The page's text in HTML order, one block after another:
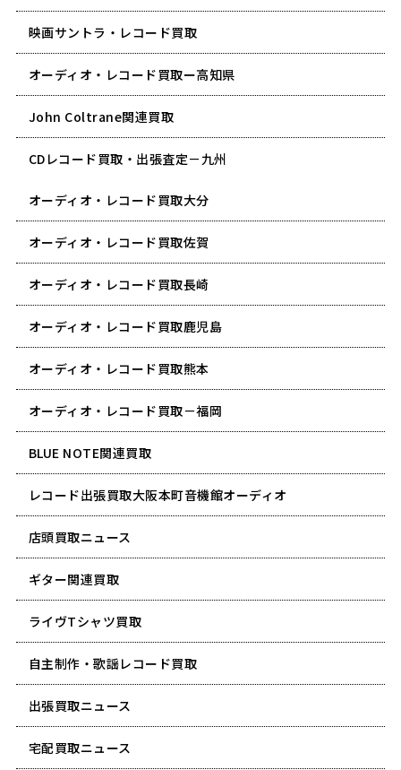
映画サントラ・レコード買取
オーディオ・レコード買取ー高知県
John Coltrane関連買取
CDレコード買取・出張査定－九州
オーディオ・レコード買取大分
オーディオ・レコード買取佐賀
オーディオ・レコード買取長崎
オーディオ・レコード買取鹿児島
オーディオ・レコード買取熊本
オーディオ・レコード買取－福岡
BLUE NOTE関連買取
レコード出張買取大阪本町音機館オーディオ
店頭買取ニュース
ギター関連買取
ライヴTシャツ買取
自主制作・歌謡レコード買取
出張買取ニュース
宅配買取ニュース